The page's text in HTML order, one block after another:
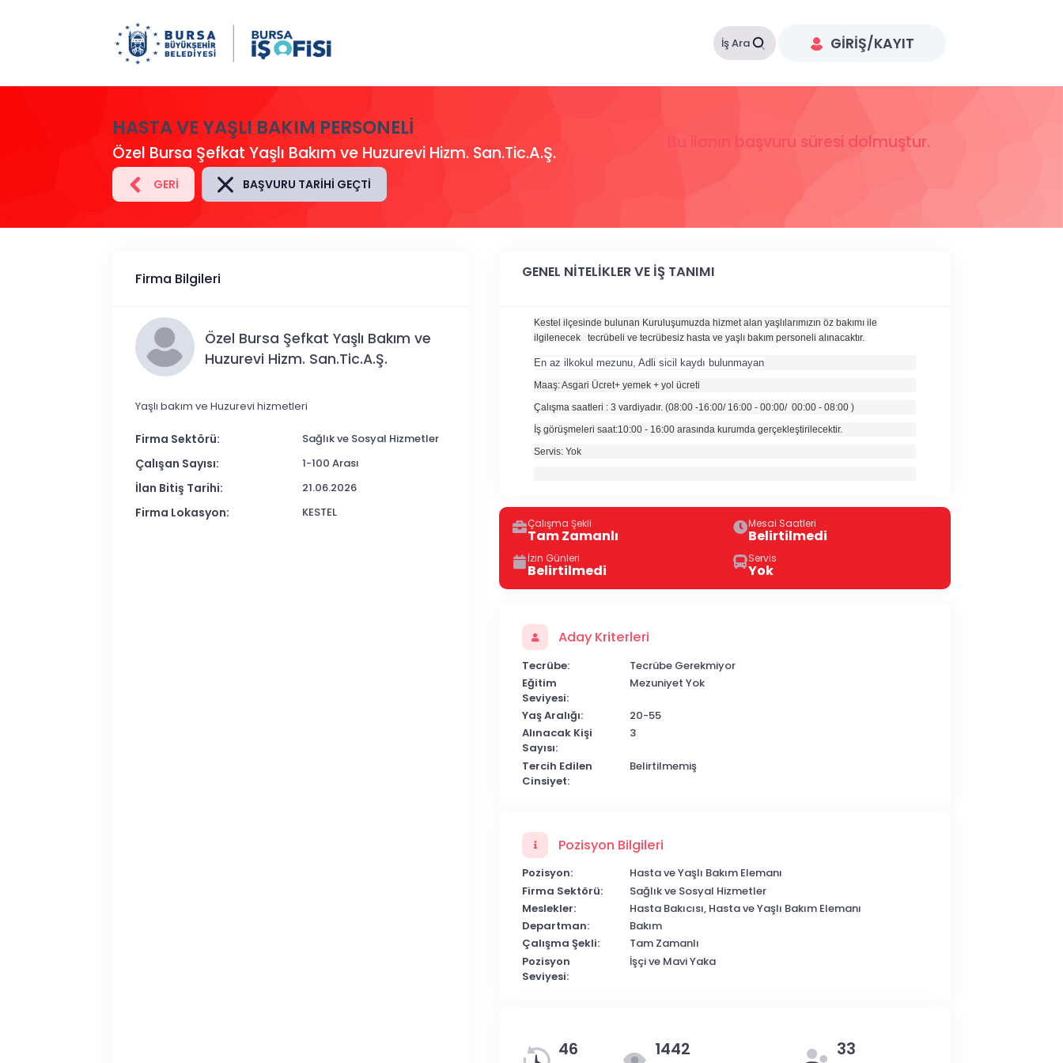
İş Ara GIRIŞ/KAYIT
HASTA VE YAŞLI BAKIM PERSONELI
Özel Bursa Şefkat Yaşlı Bakım ve Huzurevi Hizm. San.Tic.A.Ş. Bu ilanın başvuru süresi dolmuştur.
GERI BAŞVURU TARIHI GEÇTI
Firma Bilgileri
Özel Bursa Şefkat Yaşlı Bakım ve
Huzurevi Hizm. San.Tic.A.Ş.
Yaşlı bakım ve Huzurevi hizmetleri
Firma Sektörü: Sağlık ve Sosyal Hizmetler
Çalışan Sayısı: 1-100 Arası
İlan Bitiş Tarihi: 21.06.2026
Firma Lokasyon: KESTEL
GENEL NİTELİKLER VE İŞ TANIMI
Kestel ilçesinde bulunan Kuruluşumuzda hizmet alan yaşlılarımızın öz bakımı ile
ilgilenecek tecrübeli ve tecrübesiz hasta ve yaşlı bakım personeli alınacaktır.
En az ilkokul mezunu, Adli sicil kaydı bulunmayan
Maaş: Asgari Ücret+ yemek + yol ücreti
Çalışma saatleri : 3 vardiyadır. (08:00 -16:00/ 16:00 - 00:00/ 00:00 - 08:00 )
İş görüşmeleri saat:10:00 - 16:00 arasında kurumda gerçekleştirilecektir.
Servis: Yok
Çalışma Şekli
Tam Zamanlı
Mesai Saatleri
Belirtilmedi
İzin Günleri
Belirtilmedi
Servis
Yok
Aday Kriterleri
Tecrübe:
Tecrübe Gerekmiyor
Eğitim
Seviyesi:
Mezuniyet Yok
Yaş Aralığı:
20-55
Alınacak Kişi
Sayısı:
3
Tercih Edilen
Cinsiyet:
Belirtilmemiş
Pozisyon Bilgileri
Pozisyon:
Hasta ve Yaşlı Bakım Elemanı
Firma Sektörü:
Sağlık ve Sosyal Hizmetler
Meslekler:
Hasta Bakıcısı, Hasta ve Yaşlı Bakım Elemanı
Departman:
Bakım
Çalışma Şekli:
Tam Zamanlı
Pozisyon
Seviyesi:
İşçi ve Mavi Yaka
46
1442
33